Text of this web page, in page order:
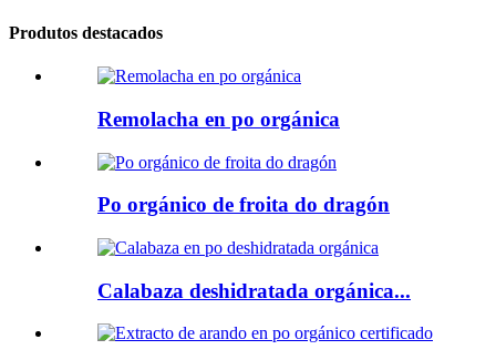
Produtos destacados
Remolacha en po orgánica
Po orgánico de froita do dragón
Calabaza deshidratada orgánica...